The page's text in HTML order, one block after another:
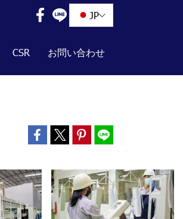
JP
CSR お問い合わせ